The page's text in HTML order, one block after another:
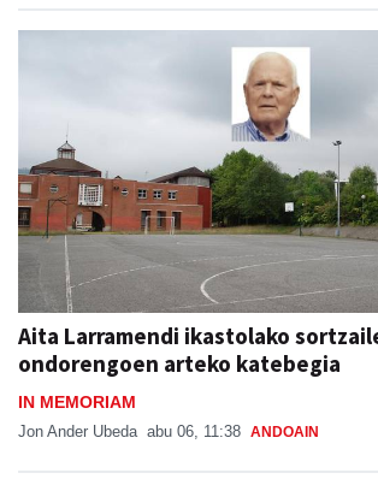
Aita Larramendi ikastolako
ondorengoen arteko katebegia
IN MEMORIAM
Jon Ander Ubeda abu 06, 11:38 ANDOAIN